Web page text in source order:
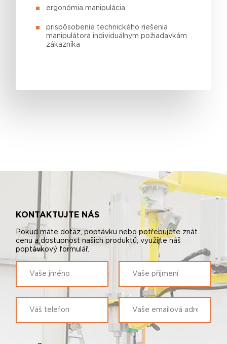
ergonómia manipulácia
prispôsobenie technického riešenia
manipulátora individuálnym požiadavkám
zákazníka
KONTAKTUJTE NÁS
Pokud máte dotaz, poptávku nebo potřebujete znát
cenu a dostupnost našich produktů, využijte náš
poptávkový formulář.